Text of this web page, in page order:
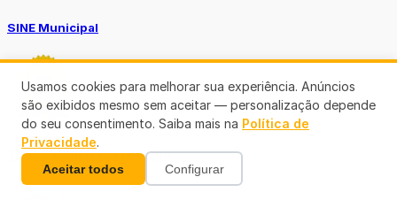
SINE Municipal
Transparência Porto Velho
Usamos cookies para melhorar sua experiência. Anúncios
são exibidos mesmo sem aceitar — personalização depende
do seu consentimento. Saiba mais na Política de
Privacidade.
Aceitar todos Configurar